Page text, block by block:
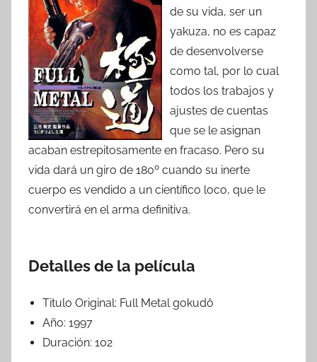
de su vida, ser un
yakuza, no es capaz
de desenvolverse
como tal, por lo cual
todos los trabajos y
ajustes de cuentas
que se le asignan
acaban estrepitosamente en fracaso. Pero su
vida dará un giro de 180º cuando su inerte
cuerpo es vendido a un científico loco, que le
convertirá en el arma definitiva.
Detalles de la película
Titulo Original: Full Metal gokudô
Año: 1997
Duración: 102